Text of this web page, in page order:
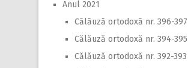
Anul 2021
Călăuză ortodoxă nr. 396-397
Călăuză ortodoxă nr. 394-395
Călăuză ortodoxă nr. 392-393